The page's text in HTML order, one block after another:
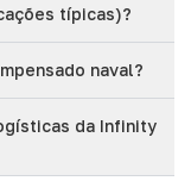
típicas)?
naval?
da Infinity